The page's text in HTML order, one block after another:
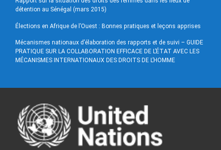
détention au Sénégal (mars 2015)
Élections en Afrique de l’Ouest : Bonnes pratiques et leçons apprises
Mécanismes nationaux d’élaboration des rapports et de suivi – GUIDE
PRATIQUE SUR LA COLLABORATION EFFICACE DE L’ÉTAT AVEC LES
MÉCANISMES INTERNATIONAUX DES DROITS DE L’HOMME